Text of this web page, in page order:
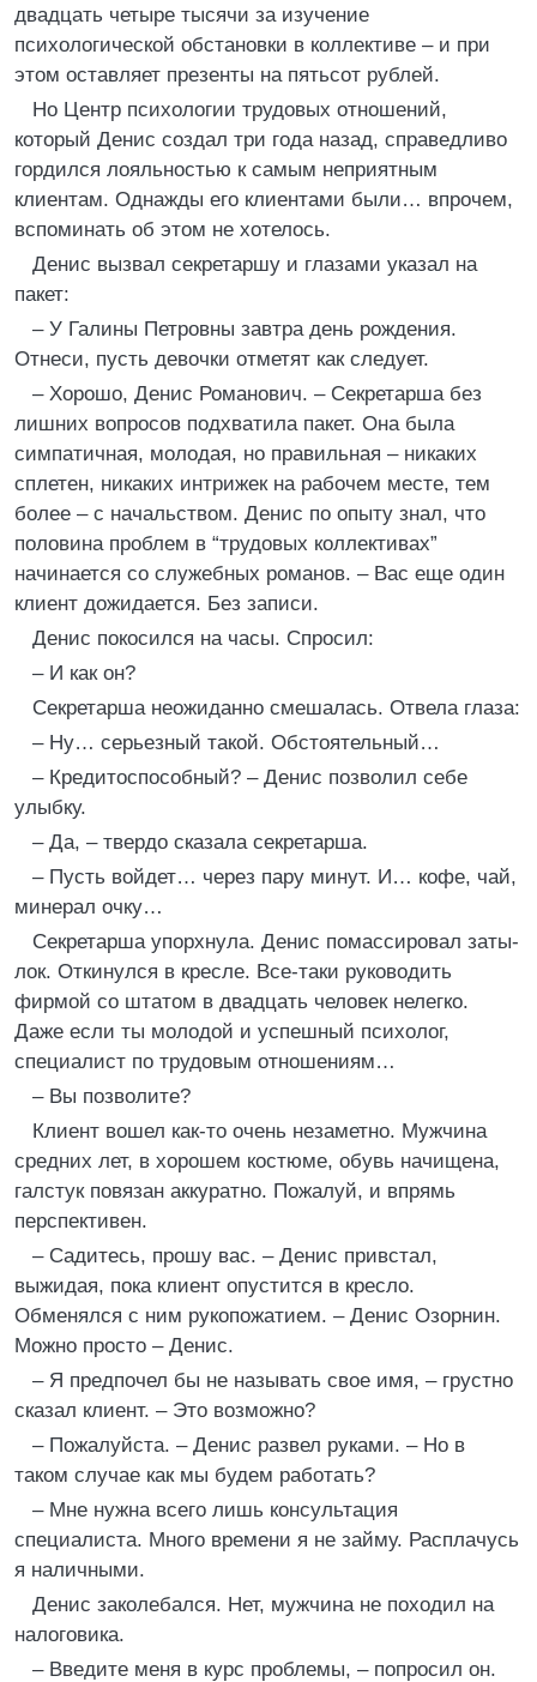
двадцать четыре тысячи за изучение
психологической обстановки в коллективе – и при
этом оставляет презенты на пятьсот рублей.
Но Центр психологии трудовых отношений,
который Денис создал три года назад, справедливо
гордился лояльностью к самым неприятным
клиентам. Однажды его клиентами были… впрочем,
вспоминать об этом не хотелось.
Денис вызвал секретаршу и глазами указал на
пакет:
– У Галины Петровны завтра день рождения.
Отнеси, пусть девочки отметят как следует.
– Хорошо, Денис Романович. – Секретарша без
лишних вопросов подхватила пакет. Она была
симпатичная, молодая, но правильная – никаких
сплетен, никаких интрижек на рабочем месте, тем
более – с на­чальством. Денис по опыту знал, что
половина проблем в “трудовых коллективах”
начинается со служебных ро­манов. – Вас еще один
клиент дожидается. Без записи.
Денис покосился на часы. Спросил:
– И как он?
Секретарша неожиданно смешалась. Отвела глаза:
– Ну… серьезный такой. Обстоятельный…
– Кредитоспособный? – Денис позволил себе
улыбку.
– Да, – твердо сказала секретарша.
– Пусть войдет… через пару минут. И… кофе, чай,
минерал очку…
Секретарша упорхнула. Денис помассировал заты­
лок. Откинулся в кресле. Все-таки руководить
фирмой со штатом в двадцать человек нелегко.
Даже если ты молодой и успешный психолог,
специалист по трудовым отношениям…
– Вы позволите?
Клиент вошел как-то очень незаметно. Мужчина
средних лет, в хорошем костюме, обувь начищена,
галстук повязан аккуратно. Пожалуй, и впрямь
перспективен.
– Садитесь, прошу вас. – Денис привстал,
выжидая, пока клиент опустится в кресло.
Обменялся с ним рукопожатием. – Денис Озорнин.
Можно просто – Де­нис.
– Я предпочел бы не называть свое имя, – грустно
сказал клиент. – Это возможно?
– Пожалуйста. – Денис развел руками. – Но в
таком случае как мы будем работать?
– Мне нужна всего лишь консультация
специалиста. Много времени я не займу. Расплачусь
я наличными.
Денис заколебался. Нет, мужчина не походил на
налоговика.
– Введите меня в курс проблемы, – попросил он.